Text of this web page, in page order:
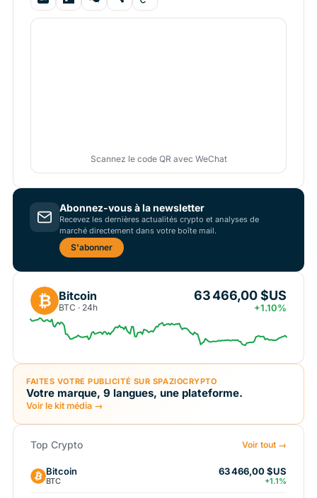
Scannez le code QR avec WeChat
Abonnez-vous à la newsletter
Recevez les dernières actualités crypto et analyses de
marché directement dans votre boîte mail.
S'abonner
₿ Bitcoin
BTC · 24h
63 466,00 $US
+1.10%
FAITES VOTRE PUBLICITÉ SUR SPAZIOCRYPTO
Votre marque, 9 langues, une plateforme.
Voir le kit média →
Top Crypto Voir tout →
Bitcoin
BTC
63 466,00 $US
+1.1%